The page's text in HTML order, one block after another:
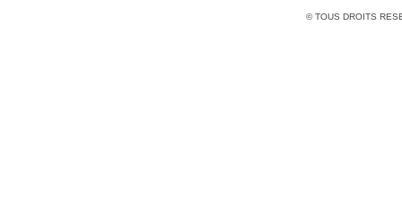
© TOUS DROITS